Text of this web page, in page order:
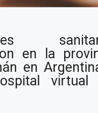
Virtual
en la
en
virtual